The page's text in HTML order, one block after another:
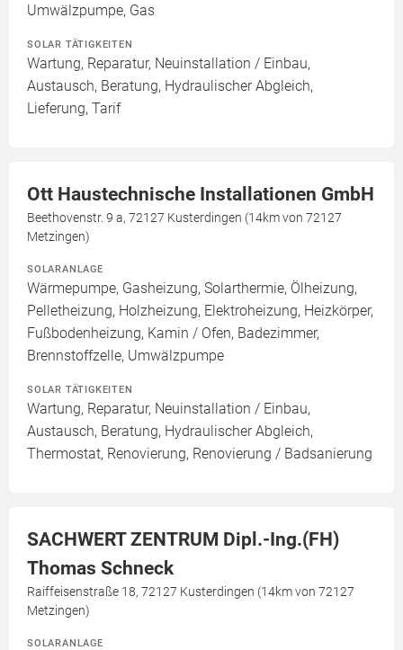
Umwälzpumpe, Gas
SOLAR TÄTIGKEITEN
Wartung, Reparatur, Neuinstallation / Einbau,
Austausch, Beratung, Hydraulischer Abgleich,
Lieferung, Tarif
Ott Haustechnische Installationen GmbH
Beethovenstr. 9 a, 72127 Kusterdingen (14km von 72127
Metzingen)
SOLARANLAGE
Wärmepumpe, Gasheizung, Solarthermie, Ölheizung,
Pelletheizung, Holzheizung, Elektroheizung, Heizkörper,
Fußbodenheizung, Kamin / Ofen, Badezimmer,
Brennstoffzelle, Umwälzpumpe
SOLAR TÄTIGKEITEN
Wartung, Reparatur, Neuinstallation / Einbau,
Austausch, Beratung, Hydraulischer Abgleich,
Thermostat, Renovierung, Renovierung / Badsanierung
SACHWERT ZENTRUM Dipl.-Ing.(FH)
Thomas Schneck
Raiffeisenstraße 18, 72127 Kusterdingen (14km von 72127
Metzingen)
SOLARANLAGE